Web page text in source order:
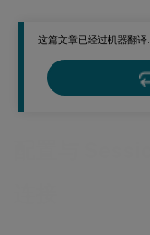
这篇文章已经过机器翻译.